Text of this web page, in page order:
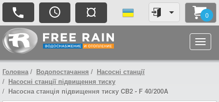
¤ 0
Головна Водопостачання
Насосні станції
Насосні станції підвищення тиску
Насосна станція підвищення тиску CB2 - F 40/200A